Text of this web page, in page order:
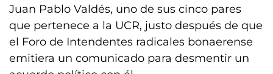
Juan Pablo Valdés, uno de sus cinco pares
que pertenece a la UCR, justo después de que
el Foro de Intendentes radicales bonaerense
emitiera un comunicado para desmentir un